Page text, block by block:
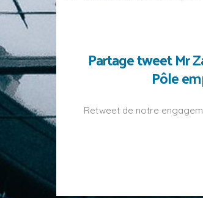
Partage tweet Mr
Pôle
Retweet de notre